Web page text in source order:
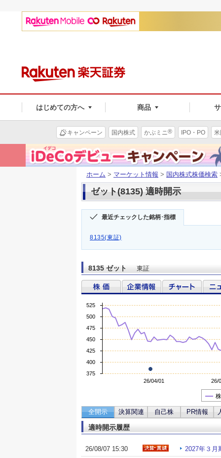
はじめての方へ 商品
キャンペーン 国内株式 かぶミニ® IPO・PO
ホーム > マーケット情報 > 国内株式株価検索
ゼット(8135) 適時開示
最近チェックした銘柄･指標
8135(東証)
8135 ゼット 東証